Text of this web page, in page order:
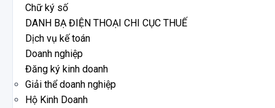
Chữ ký số
DANH BẠ ĐIỆN THOẠI CHI CỤC THUẾ
Dịch vụ kế toán
Doanh nghiệp
Đăng ký kinh doanh
Giải thể doanh nghiệp
Hộ Kinh Doanh